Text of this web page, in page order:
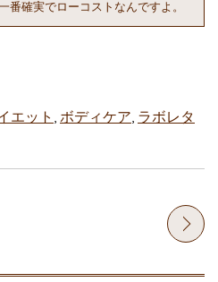
番確実でローコストなんですよ。
エット ボディケア ラボレタ